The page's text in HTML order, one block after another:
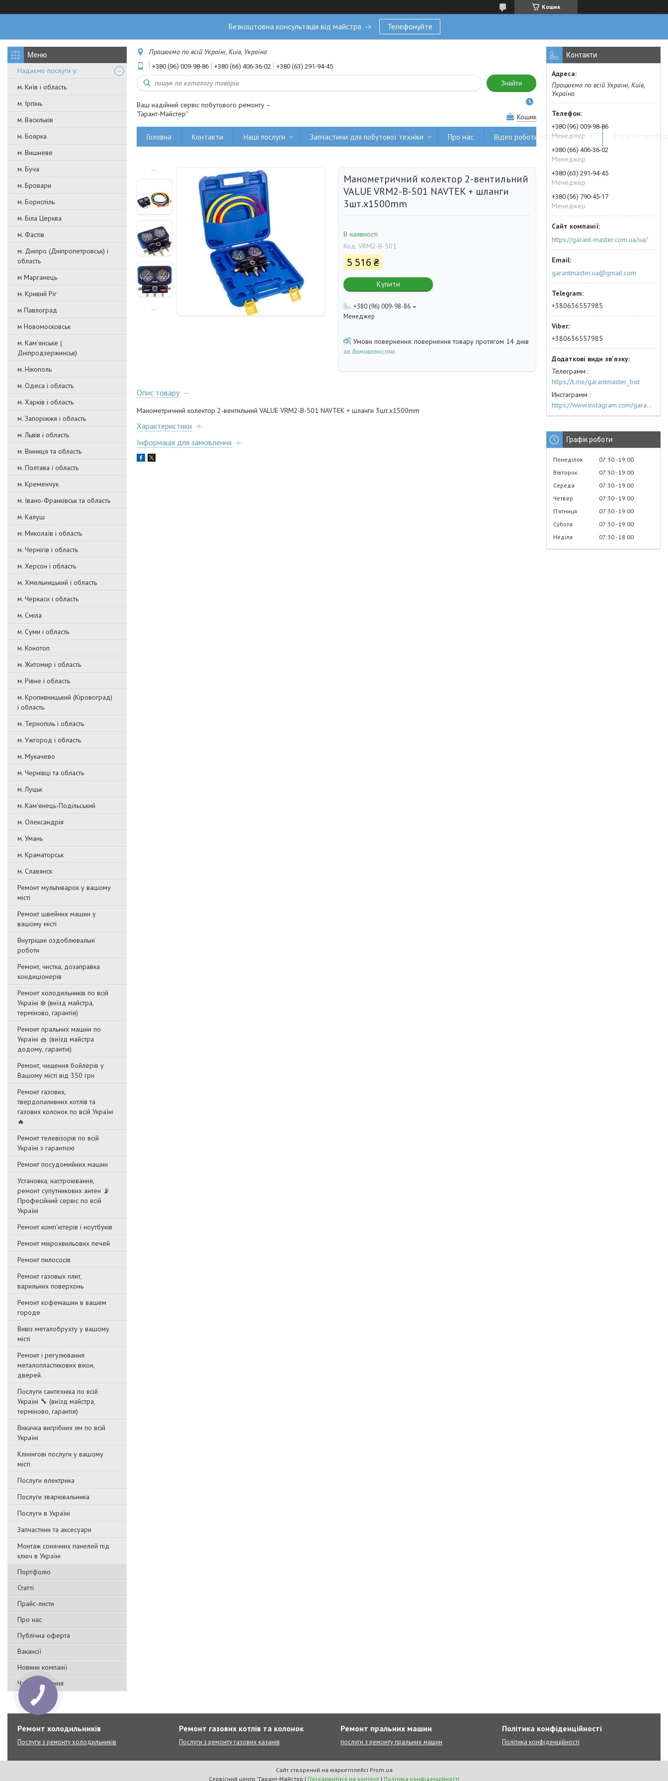
Кошик
Безкоштовна консультація від майстра -> Телефонуйте
Надаємо послуги у:
м. Київ і область
м. Ірпінь
м. Васильків
м. Боярка
м. Вишневе
м. Буча
м. Бровари
м. Бориспіль
м. Біла Церква
м. Фастів
м. Дніпро (Дніпропетровськ) і
область
м Марганець
м. Кривий Ріг
м Павлоград
м Новомосковськ
м. Кам'янське (
Дніпродзержинськ)
м. Нікополь
м. Одеса і область
м. Харків і область
м. Запоріжжя і область
м. Львів і область
м. Вінниця та область
м. Полтава і область
м. Кременчук
м. Івано-Франківськ та область
м. Калуш
м. Миколаїв і область
м. Чернігів і область
м. Херсон і область
м. Хмельницький і область
м. Черкаси і область
м. Сміла
м. Суми і область
м. Конотоп
м. Житомир і область
м. Рівне і область
м. Кропивницький (Кіровоград)
і область
м. Тернопіль і область
м. Ужгород і область
м. Мукачево
м. Чернівці та область
м. Луцьк
м. Кам'янець-Подільський
м. Олександрія
м. Умань
м. Краматорськ
м. Славянск
Ремонт мультиварок у вашому
місті
Ремонт швейних машин у
вашому місті
Внутрішні оздоблювальні
роботи
Ремонт, чистка, дозаправка
кондиціонерів
Ремонт холодильників по всій
Україні ❄️ (виїзд майстра,
терміново, гарантія)
Ремонт пральних машин по
Україні 🧺 (виїзд майстра
додому, гарантія)
Ремонт, чищення бойлерів у
Вашому місті від 350 грн
Ремонт газових,
твердопаливних котлів та
газових колонок по всій Україні
🔥
Ремонт телевізорів по всій
Україні з гарантією
Ремонт посудомийних машин
Установка, настроювання,
ремонт супутникових антен 📡
Професійний сервіс по всій
Україні
Ремонт комп'ютерів і ноутбуків
Ремонт мікрохвильових печей
Ремонт пилососів
Ремонт газовых плит,
варильних поверхонь
Ремонт кофемашин в вашем
городе
Вивіз металобрухту у вашому
місті
Ремонт і регулювання
металопластикових вікон,
дверей.
Послуги сантехніка по всій
Україні 🔧 (виїзд майстра,
терміново, гарантія)
Викачка вигрібних ям по всій
Україні
Клінінгові послуги у вашому
місті
Послуги електрика
Послуги зварювальника
Послуги в Україні
Запчастини та аксесуари
Монтаж сонячних панелей під
ключ в Україні
Портфоліо
Статті
Прайс-листи
Про нас
Публічна оферта
Вакансії
Новини компанії
Часті запитання
Працюємо по всій Україні, Київ, Україна
+380 (96) 009-98-86 +380 (66) 406-36-02 +380 (63) 291-94-45
Знайти
Ваш надійний сервіс побутового ремонту –
"Гарант-Майстер"
Кошик
Головна Контакти Наші послуги Запчастини для побутової техніки Про нас Відео роботи наших майстрів Вивіз
Манометричний колектор 2-вентильний
VALUE VRM2-B-501 NAVTEK + шланги
3шт.x1500mm
В наявності
Код: VRM2-B-501
5 516 ₴
Купити
+380 (96) 009-98-86
Менеджер
повернення товару протягом 14 днів
за домовленістю
Опис товару
Манометричний колектор 2-вентильний VALUE VRM2-B-501 NAVTEK + шланги 3шт.x1500mm
Характеристики
Інформація для замовлення
Контакти
Працюємо по всій Україні, Київ,
Україна
+380 (96) 009-98-86
Менеджер
+380 (66) 406-36-02
Менеджер
+380 (63) 291-94-45
Менеджер
+380 (56) 790-45-17
Менеджер
https://garant-master.com.ua/ua/
garantmaster.ua@gmail.com
+380636557985
+380636557985
Телеграмм
https://t.me/garantmaster_bot
Инстаграмм
https://www.instagram.com/garantmaster.ua/
Графік роботи
Понеділок 07:30 19:00
Вівторок
07:30 19:00
Середа
07:30 19:00
Четвер
07:30 19:00
Пʼятниця
07:30 19:00
Субота
07:30 19:00
Неділя
07:30 18:00
Ремонт холодильників
Послуги з ремонту холодильників
Ремонт газових котлів та колонок
Послуги з ремонту газових казанів
Ремонт пральних машин
послуги з ремонту пральних машин
Політика конфіденційності
Політика конфіденційності
Сайт створений на маркетплейсі Prom.ua
Сервісний центр "Гарант-Майстер | Поскаржитися на контент | Політика конфіденційності